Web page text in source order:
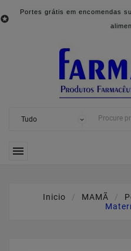

Portes grátis em encomendas

Inicio MAMÃ